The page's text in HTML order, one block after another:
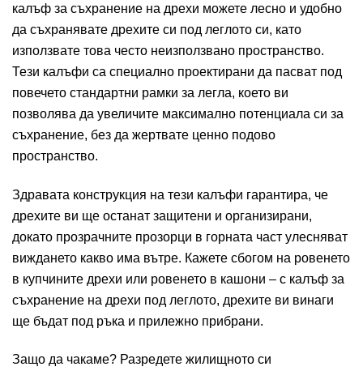
калъф за съхранение на дрехи можете лесно и удобно
да съхранявате дрехите си под леглото си, като
използвате това често неизползвано пространство.
Тези калъфи са специално проектирани да пасват под
повечето стандартни рамки за легла, което ви
позволява да увеличите максимално потенциала си за
съхранение, без да жертвате ценно подово
пространство.
Здравата конструкция на тези калъфи гарантира, че
дрехите ви ще останат защитени и организирани,
докато прозрачните прозорци в горната част улесняват
виждането какво има вътре. Кажете сбогом на ровенето
в купчините дрехи или ровенето в кашони – с калъф за
съхранение на дрехи под леглото, дрехите ви винаги
ще бъдат под ръка и прилежно прибрани.
Защо да чакаме? Разредете жилищното си